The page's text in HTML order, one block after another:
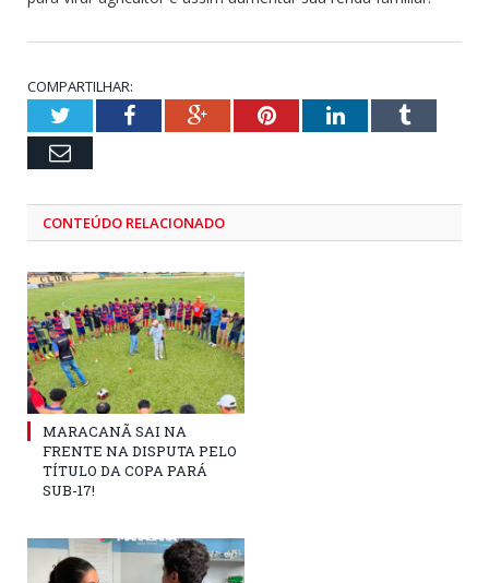
COMPARTILHAR:
TwitterFacebookGoogle+PinterestLinkedInTumblr
Email
CONTEÚDO RELACIONADO
MARACANÃ SAI NA
FRENTE NA DISPUTA PELO
TÍTULO DA COPA PARÁ
SUB-17!